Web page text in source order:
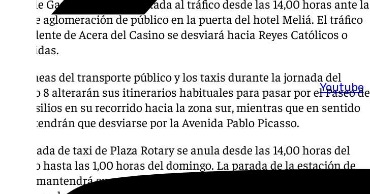
Youtube
La calle Ganivet quedará cortada al tráfico desde las 14,00 horas ante la
posible aglomeración de público en la puerta del hotel Meliá. El tráfico
procedente de Acera del Casino se desviará hacia Reyes Católicos o
Recogidas.
Las líneas del transporte público y los taxis durante la jornada del
sábado 8 alterarán sus itinerarios habituales para pasar por el Paseo de
los Basilios en su recorrido hacia la zona sur, mientras que en sentido
norte tendrán que desviarse por la Avenida Pablo Picasso.
La parada de taxi de Plaza Rotary se anula desde las 14,00 horas del
sábado hasta las 1,00 horas del domingo. La parada de la estación de
Renfe mantendrá su servicio para atender los viajeros de los servicios